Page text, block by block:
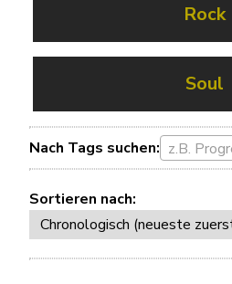
Rock
Soul
Nach Tags suchen: z.B.
Sortieren nach: